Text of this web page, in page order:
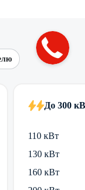
До 300
110 кВт
130 кВт
160 кВт